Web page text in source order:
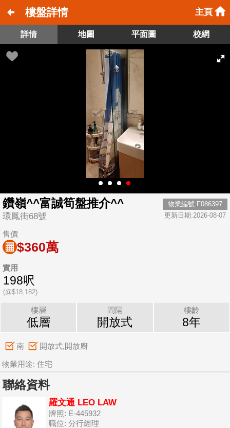
樓盤詳情 主頁
詳情 地圖 平面圖 校網
鑽嶺^^富誠筍盤推介^^
環鳳街68號
物業編號:F086397
更新日期:2026-08-07
售價
$360萬
實用
198呎
(@$18,182)
樓層
低層
間隔
開放式
樓齡
8年
南 開放式,開放廚
物業用途: 住宅
聯絡資料
羅文通 LEO LAW
牌照: E-445932
職位: 分行經理